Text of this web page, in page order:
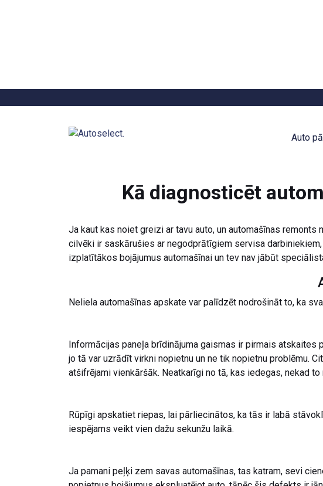
Auto
Kā diagnosticēt
Ja kaut kas noiet greizi ar tavu auto, un automašīnas
cilvēki ir saskārušies ar negodprātīgiem servisa
izplatītākos bojājumus automašīnai un tev nav jābūt
Neliela automašīnas apskate var palīdzēt nodrošināt to, ka
Informācijas paneļa brīdinājuma gaismas ir pirmais atskaites
jo tā var uzrādīt virkni nopietnu un ne tik nopietnu problēmu.
atšifrējami vienkāršāk. Neatkarīgi no tā, kas iedegas, nekad
Rūpīgi apskatiet riepas, lai pārliecinātos, ka tās ir labā
iespējams veikt vien dažu sekunžu laikā.
Ja pamani peļķi zem savas automašīnas, tas katram, sevi